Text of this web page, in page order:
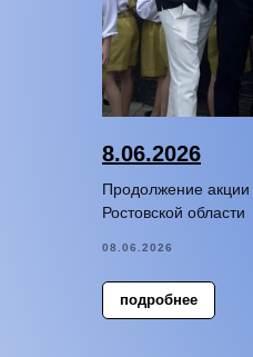
8.06.2026
Продолжение
Ростовской области
08.06.2026
подробнее